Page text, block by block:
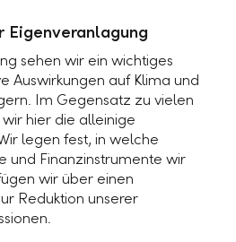
Eigenveranlagung
sehen wir ein wichtiges
Auswirkungen auf Klima und
Im Gegensatz zu vielen
hier die alleinige
legen fest, in welche
und Finanzinstrumente wir
wir über einen
Reduktion unserer